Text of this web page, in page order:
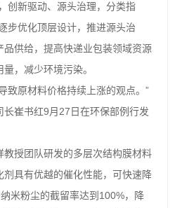
创新驱动、源头治理，分类指
步优化顶层设计，推进源头治
供给，提高快递业包装领域资源
，减少环境污染。
原材料价格持续上涨的观点。”
崔书红9月27日在环保部例行发
授团队研发的多层次结构膜材料
具有优越的催化性能，可快速降
米粉尘的截留率达到100%，降